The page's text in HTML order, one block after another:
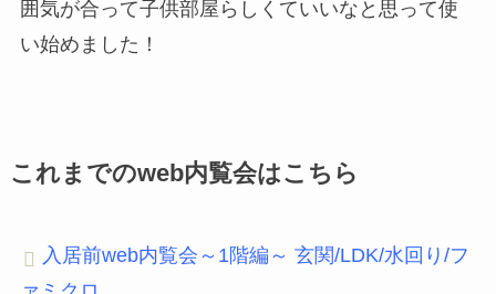
囲気が合って子供部屋らしくていいなと思って使
い始めました！
これまでのweb内覧会はこちら
入居前web内覧会～1階編～ 玄関/LDK/水回り/フ